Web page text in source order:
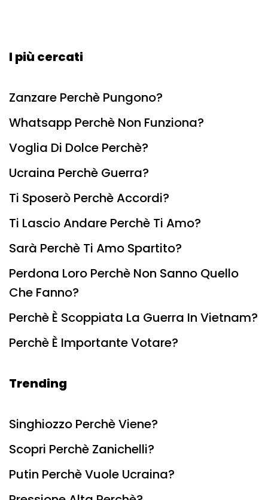
I più cercati
Zanzare Perchè Pungono?
Whatsapp Perchè Non Funziona?
Voglia Di Dolce Perchè?
Ucraina Perchè Guerra?
Ti Sposerò Perchè Accordi?
Ti Lascio Andare Perchè Ti Amo?
Sarà Perchè Ti Amo Spartito?
Perdona Loro Perchè Non Sanno Quello
Che Fanno?
Perchè È Scoppiata La Guerra In Vietnam?
Perchè È Importante Votare?
Trending
Singhiozzo Perchè Viene?
Scopri Perchè Zanichelli?
Putin Perchè Vuole Ucraina?